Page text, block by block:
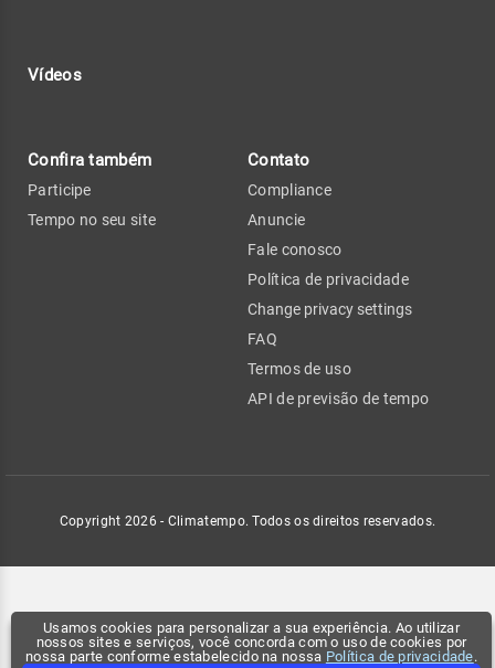
Usamos cookies para personalizar a sua experiência. Ao utilizar
nossos sites e serviços, você concorda com o uso de cookies por
nossa parte conforme estabelecido na nossa Política de privacidade.
Vídeos
Confira também
Participe
Tempo no seu site
Contato
Compliance
Anuncie
Fale conosco
Política de privacidade
Change privacy settings
FAQ
Termos de uso
API de previsão de tempo
Copyright 2026 - Climatempo. Todos os direitos reservados.